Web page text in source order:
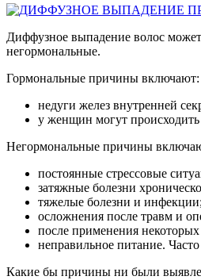
Диффузное выпадение волос
негормональные.
Гормональные причины включают:
недуги желез внутренней
у женщин могут
Негормональные причины
постоянные стрессовые
затяжные болезни
тяжелые болезни и инфекции;
осложнения после травм и
после применения некоторых
неправильное питание.
Какие бы причины ни были